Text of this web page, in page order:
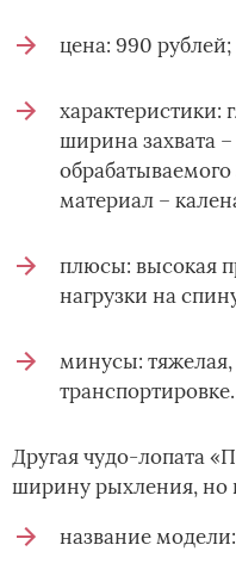
цена: 990 рублей;
характеристики:
ширина захвата
материал –
плюсы: высокая
нагрузки на
минусы:
транспортировке.
Другая чудо-лопата
ширину рыхления, но
название